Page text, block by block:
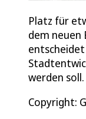
Platz für
dem neuen
werden soll.
Copyright: